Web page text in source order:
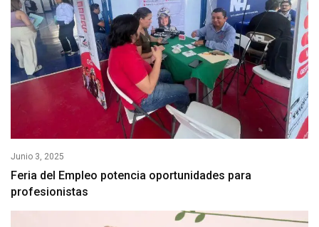
Junio 3, 2025
Feria del Empleo potencia oportunidades para
profesionistas